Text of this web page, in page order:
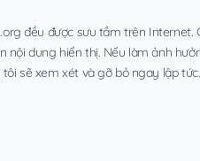
đều được sưu tầm trên Internet.
nội dung hiển thị. Nếu làm ảnh
sẽ xem xét và gỡ bỏ ngay lập tức.